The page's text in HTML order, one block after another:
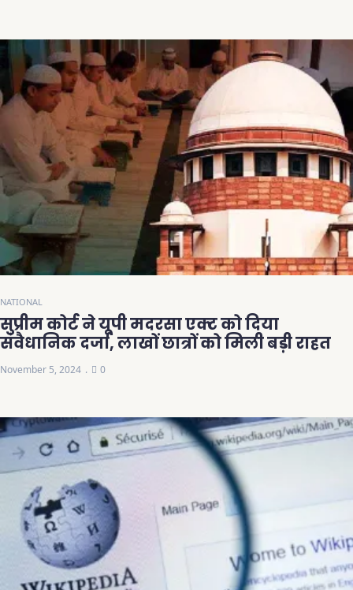
NATIONAL
सुप्रीम कोर्ट ने यूपी मदरसा एक्ट को दिया
संवैधानिक दर्जा, लाखों छात्रों को मिली बड़ी राहत
November 5, 2024 0